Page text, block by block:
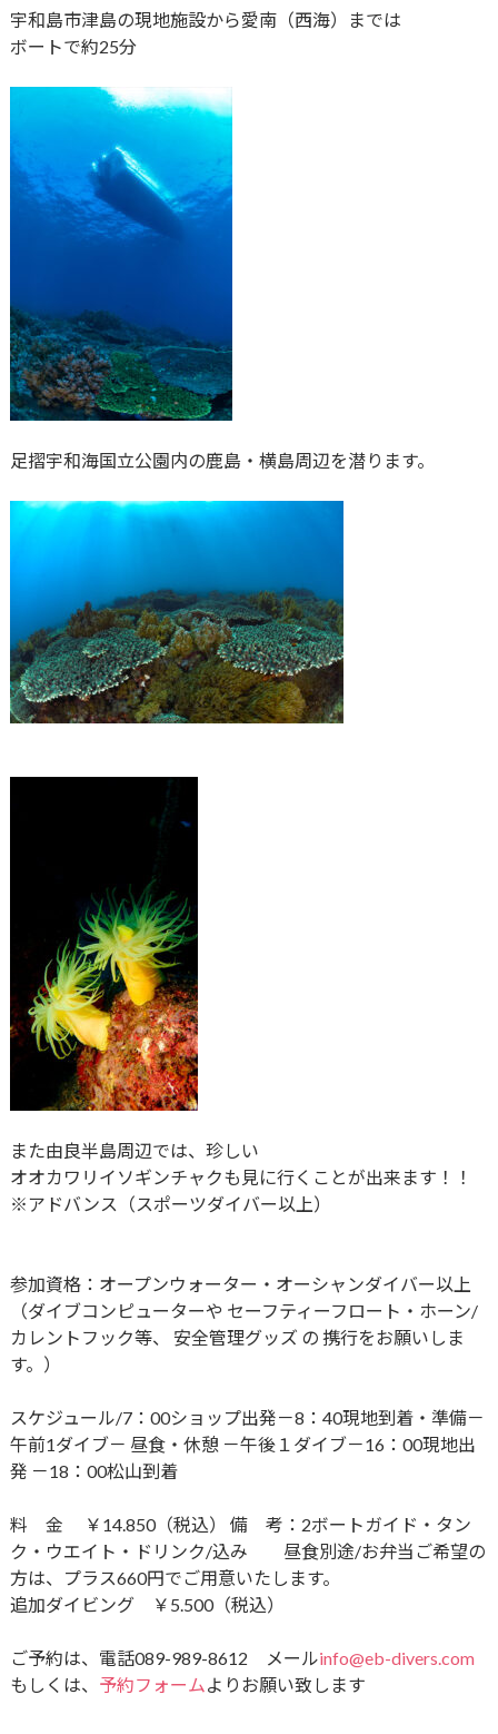
宇和島市津島の現地施設から愛南（西海）までは
ボートで約25分
足摺宇和海国立公園内の鹿島・横島周辺を潜ります。
また由良半島周辺では、珍しい
オオカワリイソギンチャクも見に行くことが出来ます！！
※アドバンス（スポーツダイバー以上）
参加資格：オープンウォーター・オーシャンダイバー以上
（ダイブコンピューターや セーフティーフロート・ホーン/
カレントフック等、 安全管理グッズ の 携行をお願いしま
す。）
スケジュール/7：00ショップ出発－8：40現地到着・準備－
午前1ダイブ－ 昼食・休憩 －午後１ダイブ－​16：00現地出
発 －18：00松山到着
料 金 ￥14.850（税込） 備 考：2ボートガイド・タン
ク・ウエイト・ドリンク​/込み 昼食別途/お弁当ご希望の
方は、プラス660円でご用意いたします。
追加ダイビング ￥5.500（税込）
ご予約は、電話089-989-8612 メールinfo@eb-divers.com
もしくは、 予約フォームよりお願い致します